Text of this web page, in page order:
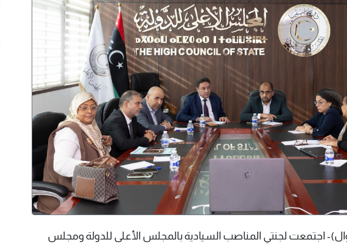
09 نوفمبر 2025(وال)- اجتمعت لجنتي المناصب السيادية بالمجلس الأعلى للدولة ومجلس